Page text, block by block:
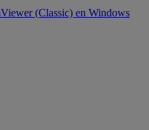
(Classic) en Windows